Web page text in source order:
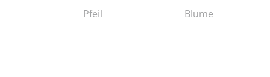
Pfeil Blume